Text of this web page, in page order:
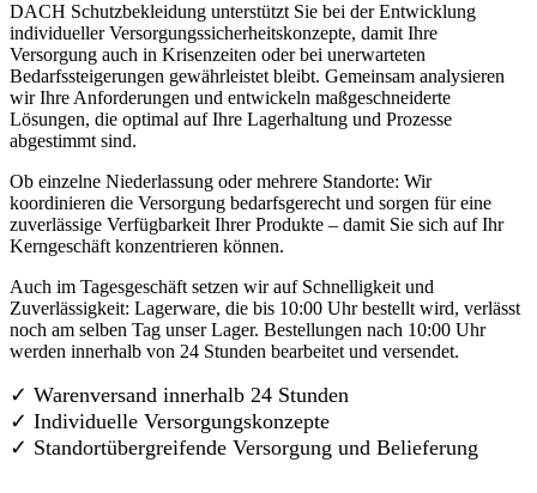
DACH Schutzbekleidung unterstützt Sie bei der Entwicklung
individueller Versorgungssicherheitskonzepte, damit Ihre
Versorgung auch in Krisenzeiten oder bei unerwarteten
Bedarfssteigerungen gewährleistet bleibt. Gemeinsam analysieren
wir Ihre Anforderungen und entwickeln maßgeschneiderte
Lösungen, die optimal auf Ihre Lagerhaltung und Prozesse
abgestimmt sind.
Ob einzelne Niederlassung oder mehrere Standorte: Wir
koordinieren die Versorgung bedarfsgerecht und sorgen für eine
zuverlässige Verfügbarkeit Ihrer Produkte – damit Sie sich auf Ihr
Kerngeschäft konzentrieren können.
Auch im Tagesgeschäft setzen wir auf Schnelligkeit und
Zuverlässigkeit: Lagerware, die bis 10:00 Uhr bestellt wird, verlässt
noch am selben Tag unser Lager. Bestellungen nach 10:00 Uhr
werden innerhalb von 24 Stunden bearbeitet und versendet.
✓ Warenversand innerhalb 24 Stunden
✓ Individuelle Versorgungskonzepte
✓ Standortübergreifende Versorgung und Belieferung